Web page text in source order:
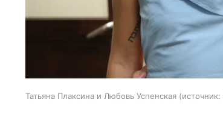
Татьяна Плаксина и Любовь Успенская источник: